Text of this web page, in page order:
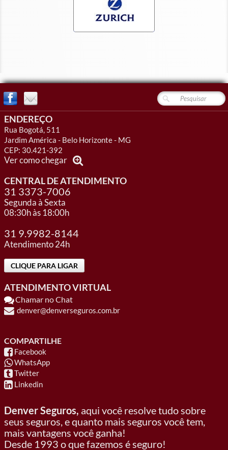
ENDEREÇO
Rua Bogotá, 511
Jardim América - Belo Horizonte - MG
CEP: 30.421-392
Ver como chegar
CENTRAL DE ATENDIMENTO
31 3373-7006
Segunda à Sexta
08:30h às 18:00h
31 9.9982-8144
Atendimento 24h
CLIQUE PARA LIGAR
ATENDIMENTO VIRTUAL
Chamar no Chat
denver@denverseguros.com.br
COMPARTILHE
Facebook
WhatsApp
Twitter
Linkedin
Denver Seguros, aqui você resolve tudo sobre
seus seguros, e quanto mais seguros você tem,
mais vantagens você ganha!
Desde 1993 o que fazemos é seguro!